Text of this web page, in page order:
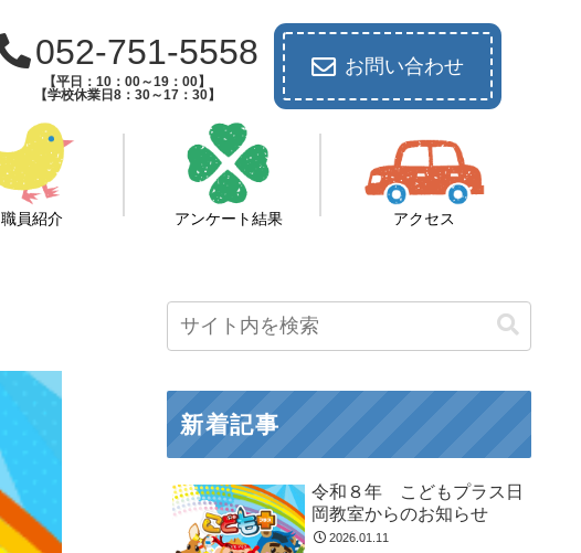
052-751-5558
【平日：10：00～19：00】
【学校休業日8：30～17：30】
お問い合わせ
職員紹介 アンケート結果 アクセス
新着記事
令和８年 こどもプラス日
岡教室からのお知らせ
2026.01.11